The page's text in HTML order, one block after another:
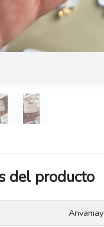
del producto
Anvamay